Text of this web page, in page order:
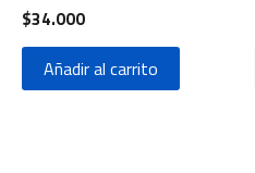
$34.000
Añadir al carrito